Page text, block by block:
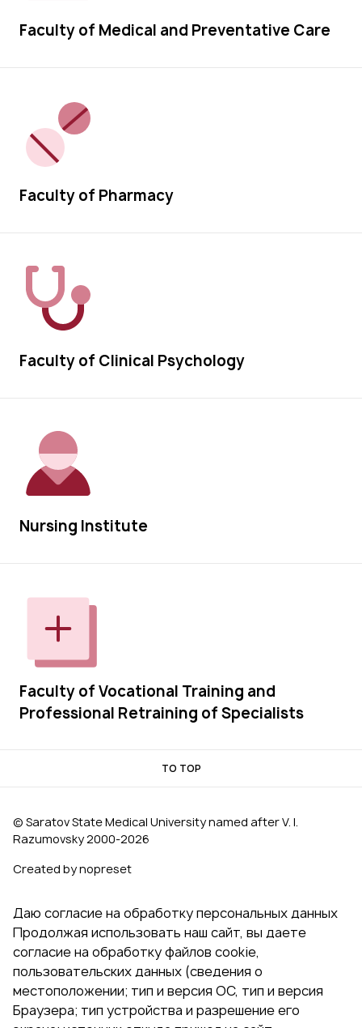
Faculty of Medical and Preventative Care
Faculty of Pharmacy
Faculty of Clinical Psychology
Nursing Institute
Faculty of Vocational Training and
Professional Retraining of Specialists
TO TOP
© Saratov State Medical University named after V. I.
Razumovsky 2000‑2026
Created by nopreset
Даю согласие на обработку персональных данных
Продолжая использовать наш сайт, вы даете
согласие на обработку файлов cookie,
пользовательских данных (сведения о
местоположении; тип и версия ОС, тип и версия
Браузера; тип устройства и разрешение его